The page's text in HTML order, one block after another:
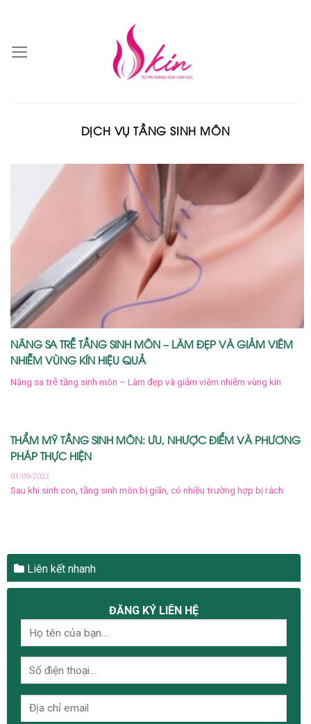
DỊCH VỤ TẦNG SINH MÔN
NÂNG SA TRỄ TẦNG SINH MÔN – LÀM ĐẸP VÀ GIẢM VIÊM
NHIỄM VÙNG KÍN HIỆU QUẢ
Nâng sa trễ tầng sinh môn – Làm đẹp và giảm viêm nhiễm vùng kín
THẨM MỸ TẦNG SINH MÔN: ƯU, NHƯỢC ĐIỂM VÀ PHƯƠNG
PHÁP THỰC HIỆN
01/09/2022
Sau khi sinh con, tầng sinh môn bị giãn, có nhiều trường hợp bị rách
Liên kết nhanh
ĐĂNG KÝ LIÊN HỆ